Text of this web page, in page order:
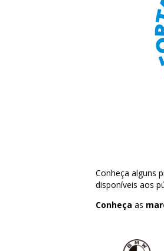
Conheça alguns
disponíveis aos
Conheça as